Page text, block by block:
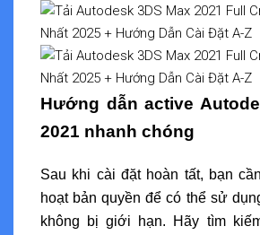
Hướng dẫn active
2021 nhanh chóng
Sau khi cài đặt hoàn tất, bạn
hoạt bản quyền để có thể sử
không bị giới hạn. Hãy tìm